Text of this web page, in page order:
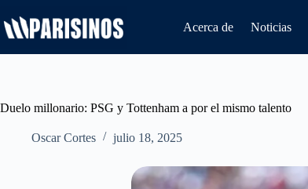
al
contenido
Acerca de Noticias
Duelo millonario: PSG y Tottenham a por el mismo talento
Oscar Cortes julio 18, 2025